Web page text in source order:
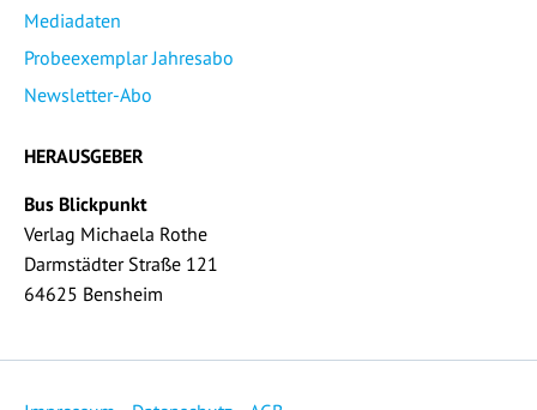
Mediadaten
Probeexemplar Jahresabo
Newsletter-Abo
HERAUSGEBER
Bus Blickpunkt
Verlag Michaela Rothe
Darmstädter Straße 121
64625 Bensheim